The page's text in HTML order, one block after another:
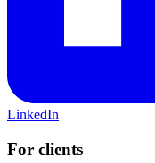
LinkedIn
For clients